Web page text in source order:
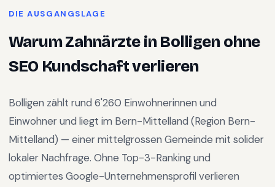
DIE AUSGANGSLAGE
WarumZahnärzteinBolligenohne
SEO Kundschaft verlieren
Bolligen zählt rund 6'260 Einwohnerinnen und
Einwohner und liegt im Bern-Mittelland (Region Bern-
Mittelland) — einer mittelgrossen Gemeinde mit solider
lokaler Nachfrage. Ohne Top-3-Ranking und
optimiertes Google-Unternehmensprofil verlieren